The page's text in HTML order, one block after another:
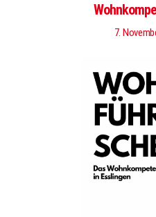
7.